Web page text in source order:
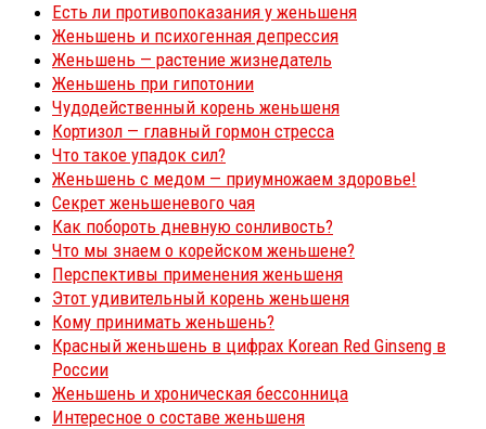
Есть ли противопоказания у женьшеня
Женьшень и психогенная депрессия
Женьшень — растение жизнедатель
Женьшень при гипотонии
Чудодейственный корень женьшеня
Кортизол — главный гормон стресса
Что такое упадок сил?
Женьшень с медом — приумножаем здоровье!
Секрет женьшеневого чая
Как побороть дневную сонливость?
Что мы знаем о корейском женьшене?
Перспективы применения женьшеня
Этот удивительный корень женьшеня
Кому принимать женьшень?
Красный женьшень в цифрах Korean Red Ginseng в
России
Женьшень и хроническая бессонница
Интересное о составе женьшеня